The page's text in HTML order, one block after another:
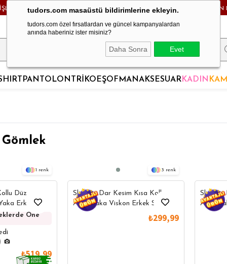
tudors.com masaüstü bildirimlerine ekleyin.
tudors.com özel fırsatlardan ve güncel kampanyalardan
anında haberiniz ister misiniz?
Daha Sonra Evet
KARGO BEDAVA! - HAFTA İÇİ 24 SAATTE KARGODA! -
PANTOLON TRİKO EŞOFMANAKSESUARKADIN
Gömlek
1
Düz
Erkek
Öne
Yazlık
Çıkanlar
₺519,99
3
Slim Fit Dar Kesim Kısa Kollu
Apaş Yaka Viskon Erkek Spor
Gömlek
₺299,99
Slim Fit
Apaş
Gömlek